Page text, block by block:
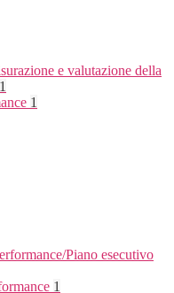
e valutazione della
1
1
Piano esecutivo
1